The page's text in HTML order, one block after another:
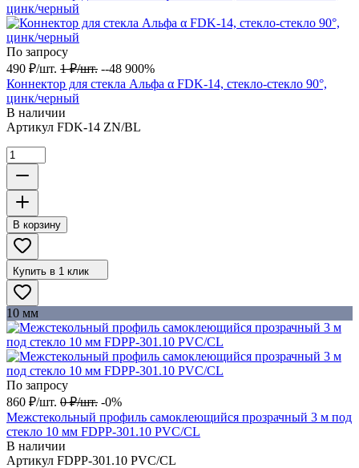
По запросу
490 ₽/шт. 1 ₽/шт. --48 900%
Коннектор для стекла Альфа α FDK-14, стекло-стекло 90°,
цинк/черный
В наличии
Артикул FDK-14 ZN/BL
В корзину
Купить в 1 клик
10 мм
По запросу
860 ₽/шт. 0 ₽/шт. -0%
Межстекольный профиль самоклеющийся прозрачный 3 м под
стекло 10 мм FDPP-301.10 PVC/CL
В наличии
Артикул FDPP-301.10 PVC/CL